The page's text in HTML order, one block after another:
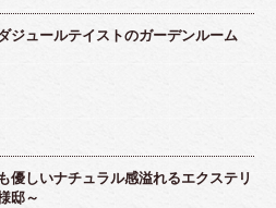
ジュールテイストのガーデンルーム
優しいナチュラル感溢れるエクステリ
邸～